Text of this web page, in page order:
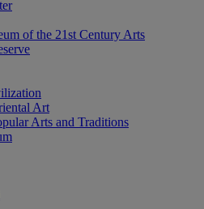
of the 21st Century Arts
Art
Arts and Traditions